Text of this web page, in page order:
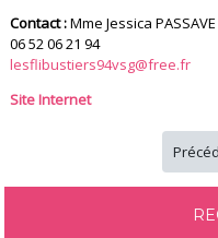
Contact :Mme Jessica PASSAVE
06 52 06 21 94
lesflibustiers94vsg@free.fr
Site Internet